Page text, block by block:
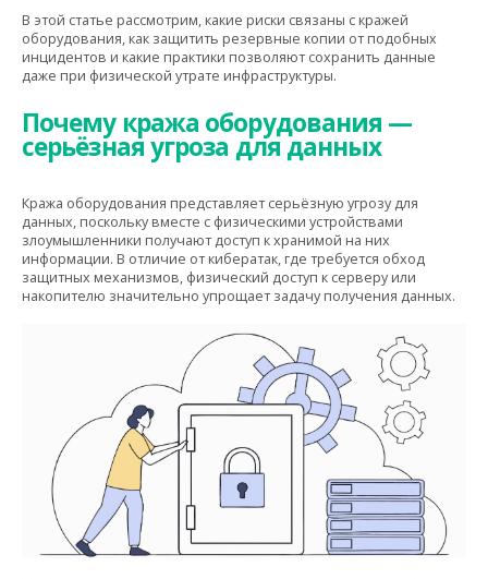
В этой статье рассмотрим, какие риски связаны с кражей
оборудования, как защитить резервные копии от подобных
инцидентов и какие практики позволяют сохранить данные
даже при физической утрате инфраструктуры.
Почему кража оборудования —
серьёзная угроза для данных
Кража оборудования представляет серьёзную угрозу для
данных, поскольку вместе с физическими устройствами
злоумышленники получают доступ к хранимой на них
информации. В отличие от кибератак, где требуется обход
защитных механизмов, физический доступ к серверу или
накопителю значительно упрощает задачу получения данных.